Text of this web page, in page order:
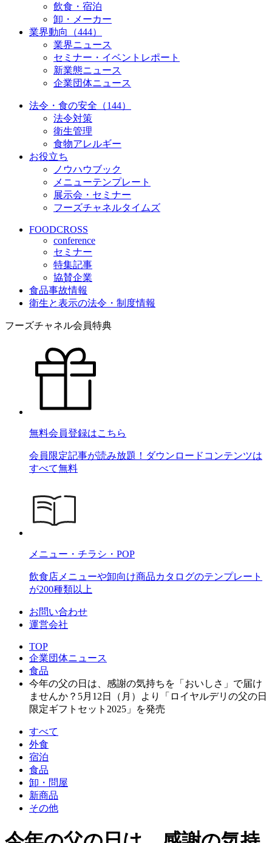
飲食・宿泊
卸・メーカー
業界動向（444）
業界ニュース
セミナー・イベントレポート
新業態ニュース
企業団体ニュース
法令・食の安全（144）
法令対策
衛生管理
食物アレルギー
お役立ち
ノウハウブック
メニューテンプレート
展示会・セミナー
フーズチャネルタイムズ
FOODCROSS
conference
セミナー
特集記事
協賛企業
食品事故情報
衛生と表示の法令・制度情報
フーズチャネル会員特典
無料会員登録はこちら
会員限定記事が読み放題！ダウンロードコンテンツは
すべて無料
メニュー・チラシ・POP
飲食店メニューや卸向け商品カタログのテンプレート
が200種類以上
お問い合わせ
運営会社
TOP
企業団体ニュース
食品
今年の父の日は、感謝の気持ちを「おいしさ」で届け
ませんか？5月12日（月）より「ロイヤルデリの父の日
限定ギフトセット2025」を発売
すべて
外食
宿泊
食品
卸・問屋
新商品
その他